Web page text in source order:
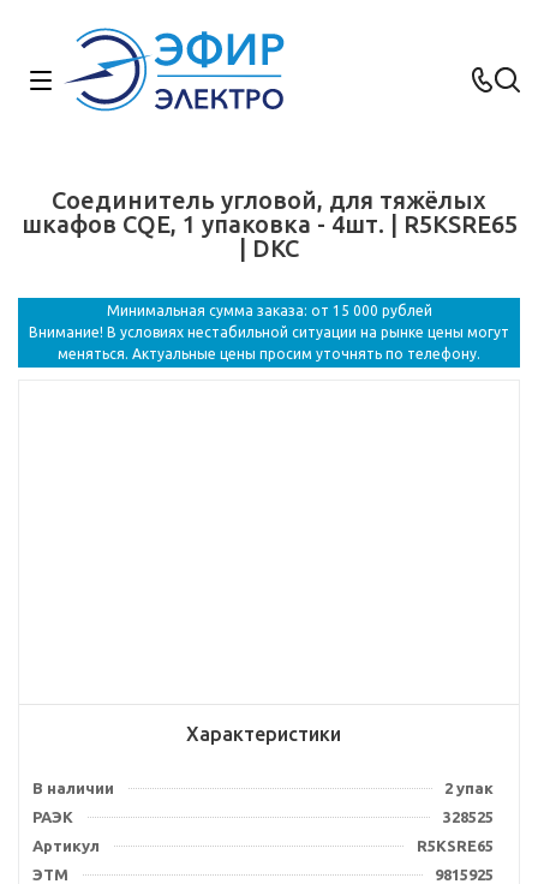
Соединитель угловой, для тяжёлых
шкафов CQE, 1 упаковка - 4шт. | R5KSRE65
| DKC
Минимальная сумма заказа: от 15 000 рублей
Внимание! В условиях нестабильной ситуации на рынке цены могут
меняться. Актуальные цены просим уточнять по телефону.
Характеристики
В наличии
2 упак
РАЭК
328525
Артикул
R5KSRE65
ЭТМ
9815925